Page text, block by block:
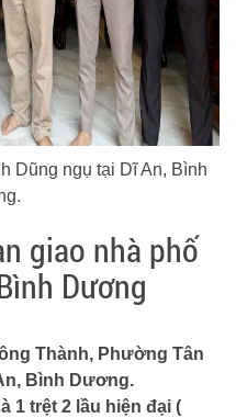
Dũng ngụ tại Dĩ An, Bình
giao nhà phố
Dương
Thành, Phường Tân
Bình Dương.
1 trệt 2 lầu hiện đại (